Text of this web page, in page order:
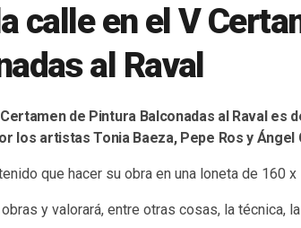
calle en el V
al Raval
de Pintura Balconadas al Raval es
los artistas Tonia Baeza, Pepe Ros y Ángel
que hacer su obra en una loneta de 160
y valorará, entre otras cosas, la técnica,